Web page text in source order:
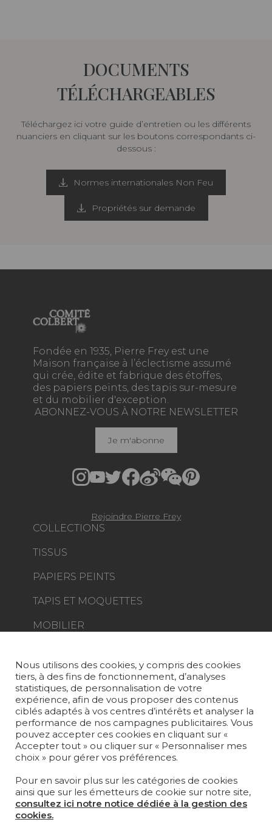
DOCUMENTS
TÉLÉCHARGEABLES
Téléchargez ici votre guide d’entretien ou les différents
nuanciers en cliquant sur les boutons correspondants ci-
dessous :
Normes internationales Non Feu
Propriétés sur demande
Fondée en 1935, Pierre Frey est une
Maison française à l’éclectisme assumé
qui crée, édite et fabrique des étoffes,
des papiers peints, des tapis sur-mesure
et du mobilier d'exception.
COLLECTIONS
TISSUS
PAPIERS PEINTS
TAPIS ET MOQUETTES
MOBILIER
SUR-MESURE
MAGAZINE
LA MAISON
OÙ NOUS TROUVER ?
ABONNEZ-VOUS À NOTRE NEWSLETTER
Je m'abonne
Rejoindre Pierre Frey
Nous utilisons des cookies, y compris des cookies
tiers, à des fins de fonctionnement, d’analyses
statistiques, de personnalisation de votre
expérience, afin de vous proposer des contenus
ciblés adaptés à vos centres d’intérêts et analyser la
performance de nos campagnes publicitaires. Vous
pouvez accepter ces cookies en cliquant sur «
Accepter tout » ou cliquer sur « Personnaliser mes
choix » pour gérer vos préférences.
Pour en savoir plus sur les catégories de cookies
ainsi que sur les émetteurs de cookie sur notre site,
consultez ici notre notice dédiée à la gestion des
cookies.